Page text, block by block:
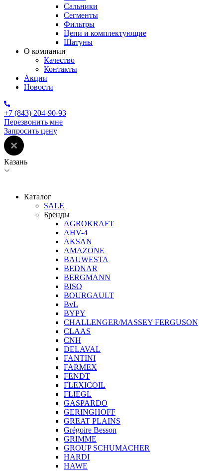
Сальники
Сегменты
Фильтры
Цепи и комплектующие
Шатуны
О компании
Качество
Контакты
Акции
Новости
+7 (843) 204-90-93
Перезвонить мне
Запросить цену
Казань
Каталог
SALE
Бренды
AGROKRAFT
AHV-4
AKSAN
AMAZONE
BAUWESTA
BEDNAR
BERGMANN
BISO
BOURGAULT
BvL
BYPY
CHALLENGER/MASSEY FERGUSON
CLAAS
CNH
DELAVAL
FANTINI
FARMEX
FENDT
FLEXICOIL
FLIEGL
GASPARDO
GERINGHOFF
GREAT PLAINS
Grégoire Besson
GRIMME
GROUP SCHUMACHER
HARDI
HAWE